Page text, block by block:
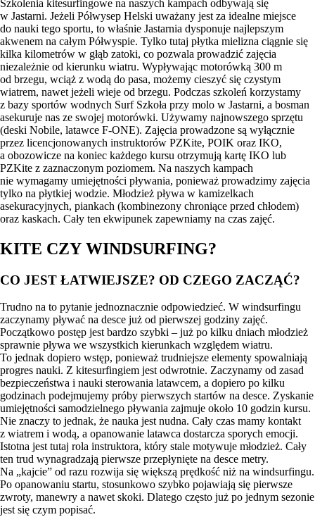
Szkolenia kitesurfingowe na naszych kampach odbywają się
w Jastarni. Jeżeli Półwysep Helski uważany jest za idealne miejsce
do nauki tego sportu, to właśnie Jastarnia dysponuje najlepszym
akwenem na całym Półwyspie. Tylko tutaj płytka mielizna ciągnie się
kilka kilometrów w głąb zatoki, co pozwala prowadzić zajęcia
niezależnie od kierunku wiatru. Wypływając motorówką 300 m
od brzegu, wciąż z wodą do pasa, możemy cieszyć się czystym
wiatrem, nawet jeżeli wieje od brzegu. Podczas szkoleń korzystamy
z bazy sportów wodnych Surf Szkoła przy molo w Jastarni, a bosman
asekuruje nas ze swojej motorówki. Używamy najnowszego sprzętu
(deski Nobile, latawce F-ONE). Zajęcia prowadzone są wyłącznie
przez licencjonowanych instruktorów PZKite, POIK oraz IKO,
a obozowicze na koniec każdego kursu otrzymują kartę IKO lub
PZKite z zaznaczonym poziomem. Na naszych kampach
nie wymagamy umiejętności pływania, ponieważ prowadzimy zajęcia
tylko na płytkiej wodzie. Młodzież pływa w kamizelkach
asekuracyjnych, piankach (kombinezony chroniące przed chłodem)
oraz kaskach. Cały ten ekwipunek zapewniamy na czas zajęć.
KITE CZY WINDSURFING?
CO JEST ŁATWIEJSZE? OD CZEGO ZACZĄĆ?
Trudno na to pytanie jednoznacznie odpowiedzieć. W windsurfingu
zaczynamy pływać na desce już od pierwszej godziny zajęć.
Początkowo postęp jest bardzo szybki – już po kilku dniach młodzież
sprawnie pływa we wszystkich kierunkach względem wiatru.
To jednak dopiero wstęp, ponieważ trudniejsze elementy spowalniają
progres nauki. Z kitesurfingiem jest odwrotnie. Zaczynamy od zasad
bezpieczeństwa i nauki sterowania latawcem, a dopiero po kilku
godzinach podejmujemy próby pierwszych startów na desce. Zyskanie
umiejętności samodzielnego pływania zajmuje około 10 godzin kursu.
Nie znaczy to jednak, że nauka jest nudna. Cały czas mamy kontakt
z wiatrem i wodą, a opanowanie latawca dostarcza sporych emocji.
Istotna jest tutaj rola instruktora, który stale motywuje młodzież. Cały
ten trud wynagradzają pierwsze przepłynięte na desce metry.
Na „kajcie” od razu rozwija się większą prędkość niż na windsurfingu.
Po opanowaniu startu, stosunkowo szybko pojawiają się pierwsze
zwroty, manewry a nawet skoki. Dlatego często już po jednym sezonie
jest się czym popisać.